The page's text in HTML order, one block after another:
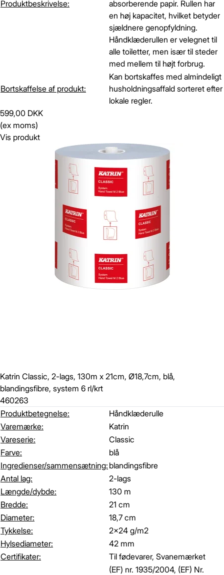
Produktbeskrivelse:
absorberende papir. Rullen har
en høj kapacitet, hvilket betyder
sjældnere genopfyldning.
Håndklæderullen er velegnet til
alle toiletter, men især til steder
med mellem til højt forbrug.
Bortskaffelse af produkt:
Kan bortskaffes med almindeligt
husholdningsaffald sorteret efter
lokale regler.
599,00 DKK
(ex moms)
Vis produkt
Katrin Classic, 2-lags, 130m x 21cm, Ø18,7cm, blå,
blandingsfibre, system 6 rl/krt
460263
Produktbetegnelse:
Håndklæderulle
Varemærke:
Katrin
Vareserie:
Classic
Farve:
blå
Ingredienser/sammensætning: blandingsfibre
Antal lag:
2-lags
Længde/dybde:
130 m
Bredde:
21 cm
Diameter:
18,7 cm
Tykkelse:
2x24 g/m2
Hylsediameter:
42 mm
Certifikater:
Til fødevarer, Svanemærket
(EF) nr. 1935/2004, (EF) Nr.